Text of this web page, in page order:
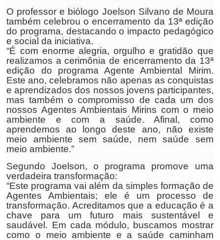
O professor e biólogo Joelson Silvano de Moura
também celebrou o encerramento da 13ª edição
do programa, destacando o impacto pedagógico
e social da iniciativa.
“É com enorme alegria, orgulho e gratidão que
realizamos a cerimônia de encerramento da 13ª
edição do programa Agente Ambiental Mirim.
Este ano, celebramos não apenas as conquistas
e aprendizados dos nossos jovens participantes,
mas também o compromisso de cada um dos
nossos Agentes Ambientais Mirins com o meio
ambiente e com a saúde. Afinal, como
aprendemos ao longo deste ano, não existe
meio ambiente sem saúde, nem saúde sem
meio ambiente.”
Segundo Joelson, o programa promove uma
verdadeira transformação:
“Este programa vai além da simples formação de
Agentes Ambientais; ele é um processo de
transformação. Acreditamos que a educação é a
chave para um futuro mais sustentável e
saudável. Em cada módulo, buscamos mostrar
como o meio ambiente e a saúde caminham